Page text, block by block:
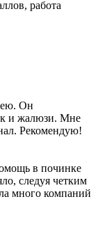
работа
Он
и жалюзи. Мне
Рекомендую!
в починке
следуя четким
много компаний